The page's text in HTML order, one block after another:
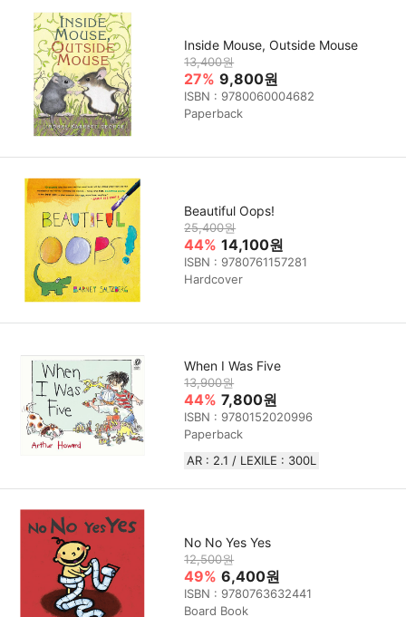
Inside Mouse, Outside Mouse
13,400원
27% 9,800원
ISBN : 9780060004682
Paperback
Beautiful Oops!
25,400원
44% 14,100원
ISBN : 9780761157281
Hardcover
When I Was Five
13,900원
44% 7,800원
ISBN : 9780152020996
Paperback
AR : 2.1 / LEXILE : 300L
No No Yes Yes
12,500원
49% 6,400원
ISBN : 9780763632441
Board Book